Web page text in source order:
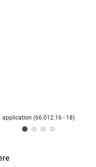
application (66.012.16 - 18)